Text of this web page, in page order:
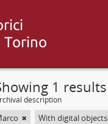
1 results
description
With digital objects